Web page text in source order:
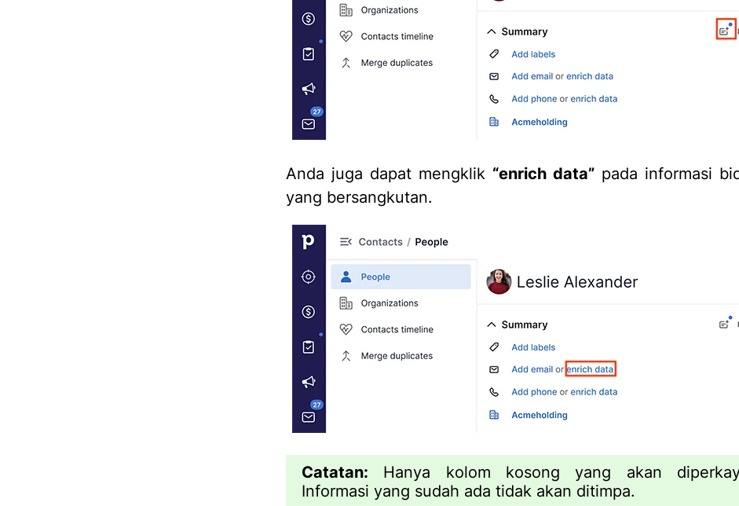
Anda juga dapat mengklik “enrich data” pada informasi
yang bersangkutan.
Catatan: Hanya kolom kosong yang akan
Informasi yang sudah ada tidak akan ditimpa.